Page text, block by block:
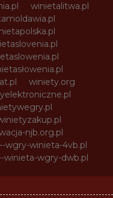
winietalitwa.pl
winiety.org
njb.org.pl
wgry-winieta-4vb.pl
winieta-wgry-dwb.pl